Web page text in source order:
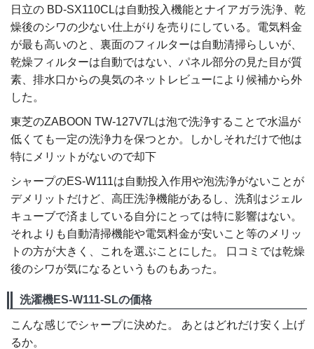
日立の BD-SX110CLは自動投入機能とナイアガラ洗浄、乾
燥後のシワの少ない仕上がりを売りにしている。電気料金
が最も高いのと、裏面のフィルターは自動清掃らしいが、
乾燥フィルターは自動ではない、パネル部分の見た目が質
素、排水口からの臭気のネットレビューにより候補から外
した。
東芝のZABOON TW-127V7Lは泡で洗浄することで水温が
低くても一定の洗浄力を保つとか。しかしそれだけで他は
特にメリットがないので却下
シャープのES-W111は自動投入作用や泡洗浄がないことが
デメリットだけど、高圧洗浄機能があるし、洗剤はジェル
キューブで済ましている自分にとっては特に影響はない。
それよりも自動清掃機能や電気料金が安いこと等のメリッ
トの方が大きく、これを選ぶことにした。 口コミでは乾燥
後のシワが気になるというものもあった。
洗濯機ES-W111-SLの価格
こんな感じでシャープに決めた。 あとはどれだけ安く上げ
るか。